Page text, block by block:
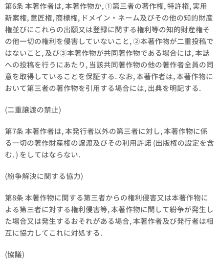
第6条 本著作者は, 本著作物か, ①第三者の著作権, 特許権, 実用
新案権, 意匠権, 商標権, ドメイン・ネーム及びその他の知的財産
権並びにこれらの出願又は登録に関する権利等の知的財産権そ
の他一切の権利を侵害していないこと, ②本著作物が二重投稿で
はないこと, 及び③本著作物が共同著作物である場合には, 本誌
への投稿を行うにあたり, 当該共同著作物の他の著作者全員の同
意を取得していることを保証する. なお, 本著作者は, 本著作物に
おいて第三者の著作物を引用する場合には, 出典を明記する.
(二重譲渡の禁止)
第7条 本著作者は, 本発行者以外の第三者に対し, 本著作物に係
る一切の著作財産権の譲渡及びその利用許諾 (出版権の設定を含
む. ) をしてはならない.
(紛争解決に関する協力)
第8条 本著作物に関する第三者からの権利侵害又は本著作物に
よる第三者に対する権利侵害等, 本著作物に関して紛争が発生し
た場合又は発生するおそれがある場合, 本著作者及び発行者は相
互に協力してこれに対処する.
(協議)